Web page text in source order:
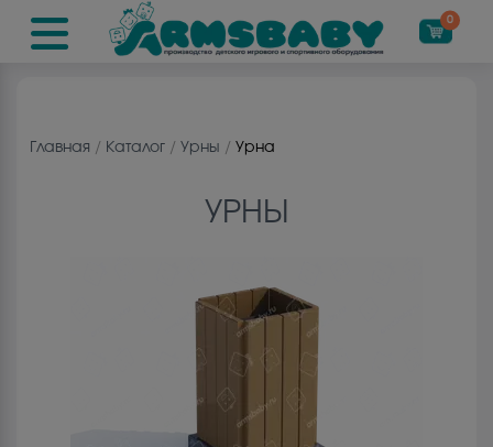
0
Главная / Каталог / Урны / Урна
УРНЫ